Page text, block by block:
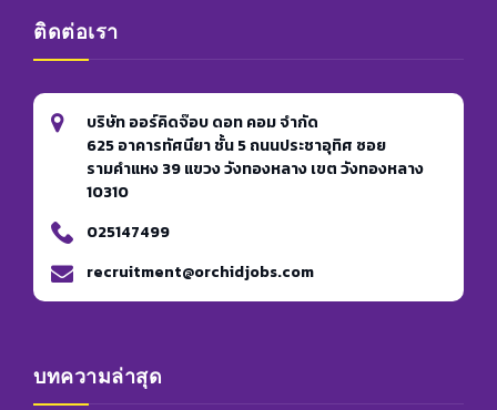
ติดต่อเรา
บริษัท ออร์คิดจ๊อบ ดอท คอม จำกัด
625 อาคารทัศนียา ชั้น 5 ถนนประชาอุทิศ ซอย
รามคำแหง 39 แขวง วังทองหลาง เขต วังทองหลาง
10310
025147499
recruitment@orchidjobs.com
บทความล่าสุด